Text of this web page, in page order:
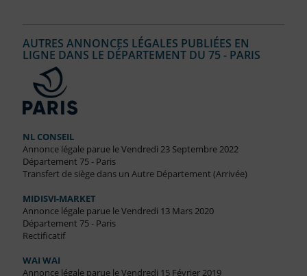
AUTRES ANNONCES LÉGALES PUBLIÉES EN
LIGNE DANS LE DÉPARTEMENT DU 75 - PARIS
NL CONSEIL
Annonce légale parue le Vendredi 23 Septembre 2022
Département 75 - Paris
Transfert de siège dans un Autre Département (Arrivée)
MIDISVI-MARKET
Annonce légale parue le Vendredi 13 Mars 2020
Département 75 - Paris
Rectificatif
WAI WAI
Annonce légale parue le Vendredi 15 Février 2019